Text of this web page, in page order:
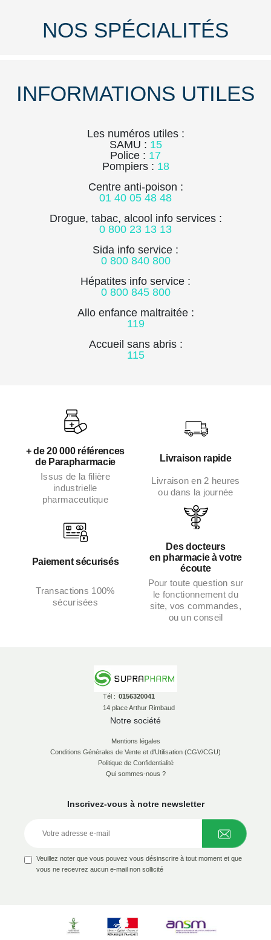
NOS SPÉCIALITÉS
INFORMATIONS UTILES
Les numéros utiles :
SAMU : 15
Police : 17
Pompiers : 18
Centre anti-poison :
01 40 05 48 48
Drogue, tabac, alcool info services :
0 800 23 13 13
Sida info service :
0 800 840 800
Hépatites info service :
0 800 845 800
Allo enfance maltraitée :
119
Accueil sans abris :
115
+ de 20 000 références
de Parapharmacie
Issus de la filière
industrielle
pharmaceutique
Livraison rapide
Livraison en 2 heures
ou dans la journée
Paiement sécurisés
Transactions 100%
sécurisées
Des docteurs
en pharmacie à votre
écoute
Pour toute question sur
le fonctionnement du
site, vos commandes,
ou un conseil
Tél : 0156320041
14 place Arthur Rimbaud
Notre société
Mentions légales
Conditions Générales de Vente et d'Utilisation (CGV/CGU)
Politique de Confidentialité
Qui sommes-nous ?
Inscrivez-vous à notre newsletter
Veuillez noter que vous pouvez vous désinscrire à tout moment et que
vous ne recevrez aucun e-mail non sollicité